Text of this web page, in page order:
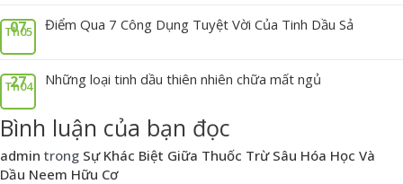
07
Th05 Điểm Qua 7 Công Dụng Tuyệt Vời Của Tinh Dầu Sả
27
Th04 Những loại tinh dầu thiên nhiên chữa mất ngủ
Bình luận của bạn đọc
admin trong Sự Khác Biệt Giữa Thuốc Trừ Sâu Hóa Học Và
Dầu Neem Hữu Cơ